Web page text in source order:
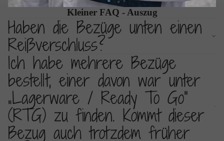
Kleiner FAQ - Auszug
Haben die Bezüge unten einen
Reißverschluss?
Ich habe mehrere Bezüge
bestellt, einer davon war unter
„Lagerware / Ready To Go“
(RTG) zu finden. Kommt dieser
Bezug auch trotzdem früher